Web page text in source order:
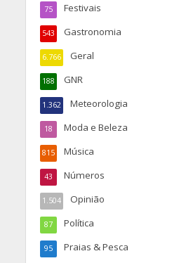
Festivais
75
Gastronomia
543
Geral
6.766
GNR
188
Meteorologia
1.362
Moda e Beleza
18
Música
815
Números
43
Opinião
1.504
Política
87
Praias & Pesca
95